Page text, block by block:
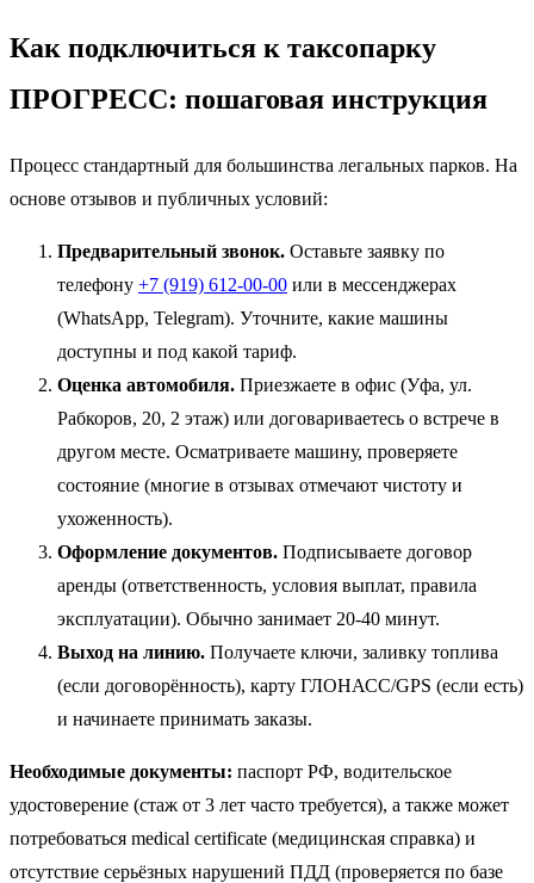
Как подключиться к таксопарку
ПРОГРЕСС: пошаговая инструкция
Процесс стандартный для большинства легальных парков. На
основе отзывов и публичных условий:
Предварительный звонок. Оставьте заявку по
телефону +7 (919) 612-00-00 или в мессенджерах
(WhatsApp, Telegram). Уточните, какие машины
доступны и под какой тариф.
Оценка автомобиля. Приезжаете в офис (Уфа, ул.
Рабкоров, 20, 2 этаж) или договариваетесь о встрече в
другом месте. Осматриваете машину, проверяете
состояние (многие в отзывах отмечают чистоту и
ухоженность).
Оформление документов. Подписываете договор
аренды (ответственность, условия выплат, правила
эксплуатации). Обычно занимает 20-40 минут.
Выход на линию. Получаете ключи, заливку топлива
(если договорённость), карту ГЛОНАСС/GPS (если есть)
и начинаете принимать заказы.
Необходимые документы: паспорт РФ, водительское
удостоверение (стаж от 3 лет часто требуется), а также может
потребоваться medical certificate (медицинская справка) и
отсутствие серьёзных нарушений ПДД (проверяется по базе